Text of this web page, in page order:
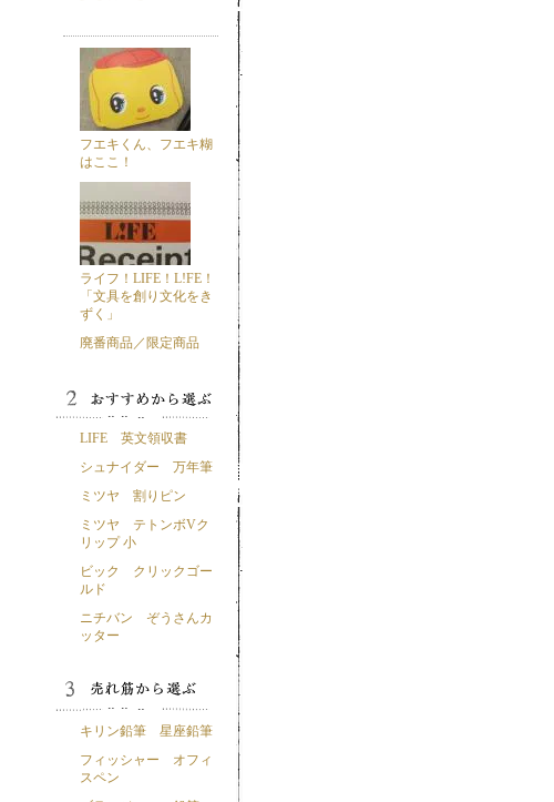
フエキくん、フエキ糊
はここ！
ライフ！LIFE！L!FE！
「文具を創り文化をき
ずく」
廃番商品／限定商品
LIFE 英文領収書
シュナイダー 万年筆
ミツヤ 割りピン
ミツヤ テトンボVク
リップ 小
ビック クリックゴー
ルド
ニチバン ぞうさんカ
ッター
キリン鉛筆 星座鉛筆
フィッシャー オフィ
スペン